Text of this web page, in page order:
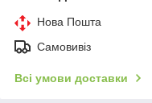
Нова Пошта
Самовивіз
Всі умови доставки